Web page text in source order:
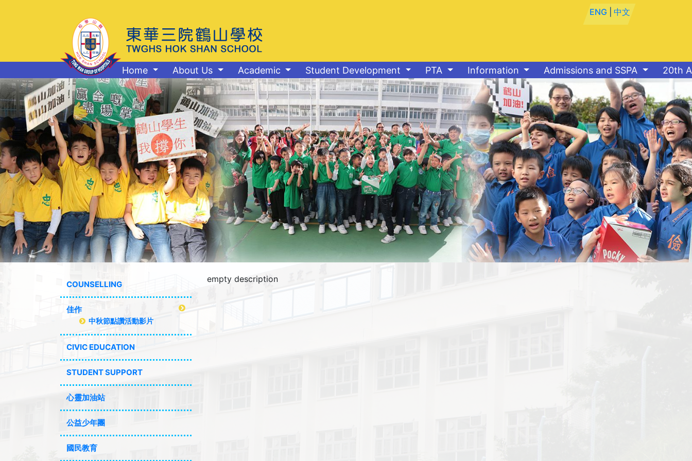
ENG |中文
Home About Us Academic Student Development PTA Information Admissions and SSPA 20th
COUNSELLING
佳作
中秋節點讚活動影片
CIVIC EDUCATION
STUDENT SUPPORT
心靈加油站
公益少年團
國民教育
empty description